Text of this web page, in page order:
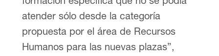
atender sólo desde la categoría
propuesta por el área de Recursos
Humanos para las nuevas plazas”,